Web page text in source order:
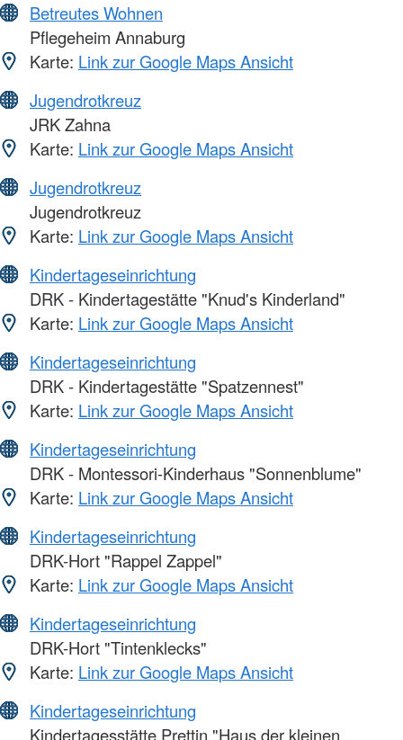
Betreutes Wohnen
Pflegeheim Annaburg
Karte: Link zur Google Maps Ansicht
Jugendrotkreuz
JRK Zahna
Karte: Link zur Google Maps Ansicht
Jugendrotkreuz
Jugendrotkreuz
Karte: Link zur Google Maps Ansicht
Kindertageseinrichtung
DRK - Kindertagestätte "Knud's Kinderland"
Karte: Link zur Google Maps Ansicht
Kindertageseinrichtung
DRK - Kindertagestätte "Spatzennest"
Karte: Link zur Google Maps Ansicht
Kindertageseinrichtung
DRK - Montessori-Kinderhaus "Sonnenblume"
Karte: Link zur Google Maps Ansicht
Kindertageseinrichtung
DRK-Hort "Rappel Zappel"
Karte: Link zur Google Maps Ansicht
Kindertageseinrichtung
DRK-Hort "Tintenklecks"
Karte: Link zur Google Maps Ansicht
Kindertageseinrichtung
Kindertagesstätte Prettin "Haus der kleinen